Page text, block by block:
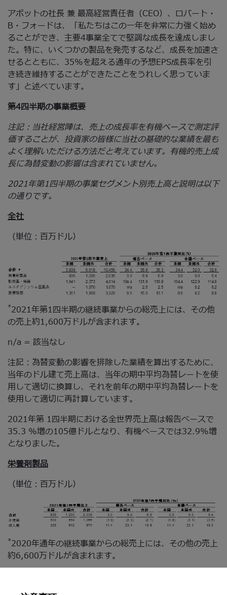
アボットの社長 兼 最高経営責任者（CEO）、ロバート・
B・フォードは、「私たちはこの一年を非常に力強く始め
ることができ、主要4事業全てで堅調な成長を達成しまし
た。特に、いくつかの製品を発売するなど、成長を加速さ
せるとともに、35%を超える通年の予想EPS成長率を引
き続き維持することができたことをうれしく思っていま
す」と述べています。
第4四半期の事業概要
注記：当社経営陣は、売上の成長率を有機ベースで測定評
価することが、投資家の皆様に当社の基礎的な業績を最も
よく理解いただける方法だと考えています。有機的売上成
長に為替変動の影響は含まれていません。
2021年第1四半期の事業セグメント別売上高と説明は以下
の通りです。
全社
（単位：百万ドル）
*2021年第1四半期の継続事業からの総売上には、その他
の売上約1,600万ドルが含まれます。
n/a = 該当なし
注記：為替変動の影響を排除した業績を算出するために、
当年のドル建て売上高は、当年の期中平均為替レートを使
用して適切に換算し、それを前年の期中平均為替レートを
使用して適切に再計算しています。
2021年第 1四半期における全世界売上高は報告ベースで
35.3 %増の105億ドルとなり、有機ベースでは32.9%増
となりました。
栄養剤製品
（単位：百万ドル）
*2020年通年の継続事業からの総売上には、その他の売上
約6,600万ドルが含まれます。